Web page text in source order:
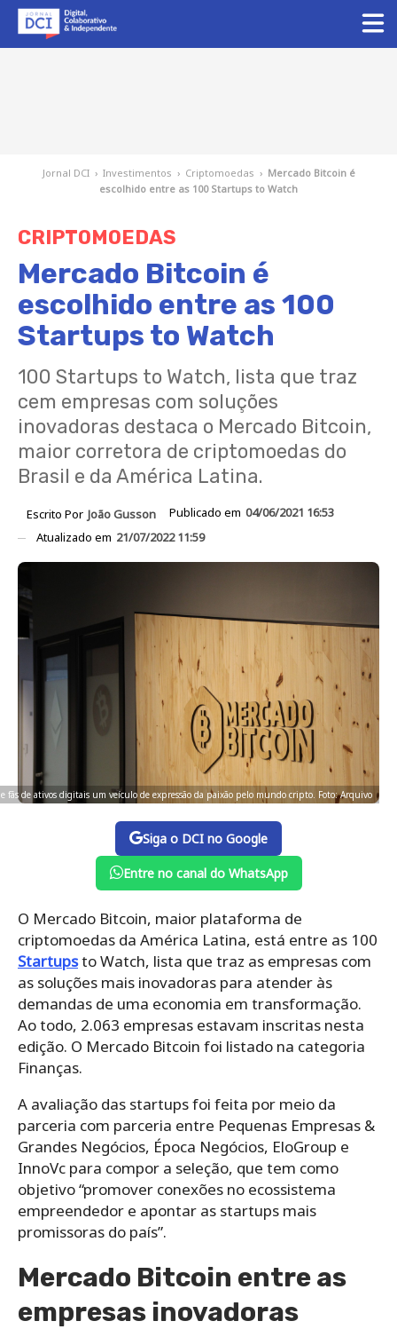
Jornal DCI › Investimentos › Criptomoedas › Mercado Bitcoin é
escolhido entre as 100 Startups to Watch
CRIPTOMOEDAS
Mercado Bitcoin é
escolhido entre as 100
Startups to Watch
100 Startups to Watch, lista que traz
cem empresas com soluções
inovadoras destaca o Mercado Bitcoin,
maior corretora de criptomoedas do
Brasil e da América Latina.
Escrito Por João Gusson Publicado em 04/06/2021 16:53
Atualizado em 21/07/2022 11:59
de ativos digitais um veículo de expressão da paixão pelo mundo cripto. Foto: Arquivo
Siga o DCI no Google
Entre no canal do WhatsApp
O Mercado Bitcoin, maior plataforma de
criptomoedas da América Latina, está entre as 100
Startupsto Watch, lista que traz as empresas com
as soluções mais inovadoras para atender às
demandas de uma economia em transformação.
Ao todo, 2.063 empresas estavam inscritas nesta
edição. O Mercado Bitcoin foi listado na categoria
Finanças.
A avaliação das startups foi feita por meio da
parceria com parceria entre Pequenas Empresas &
Grandes Negócios, Época Negócios, EloGroup e
InnoVc para compor a seleção, que tem como
objetivo “promover conexões no ecossistema
empreendedor e apontar as startups mais
promissoras do país”.
Mercado Bitcoin entre as
empresas inovadoras